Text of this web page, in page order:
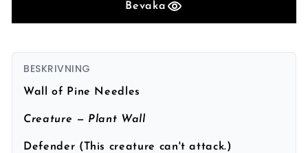
Bevaka
BESKRIVNING
Wall of Pine Needles
Creature — Plant Wall
Defender (This creature can't attack.)